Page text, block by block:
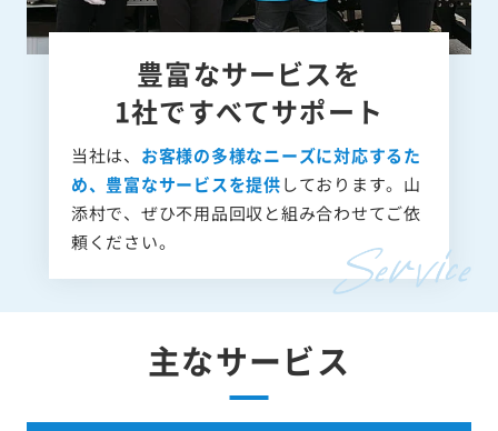
豊富なサービスを
1社ですべてサポート
当社は、 お客様の多様なニーズに対応するた
め、豊富なサービスを提供しております。山
添村で、ぜひ不用品回収と組み合わせてご依
頼ください。
主なサービス